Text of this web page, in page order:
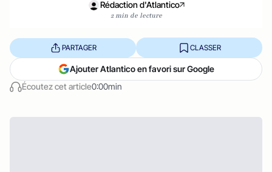
Rédaction d'Atlantico
2 min de lecture
Écoutez cet article0:00min
PARTAGER CLASSER
Ajouter Atlantico en favori sur Google